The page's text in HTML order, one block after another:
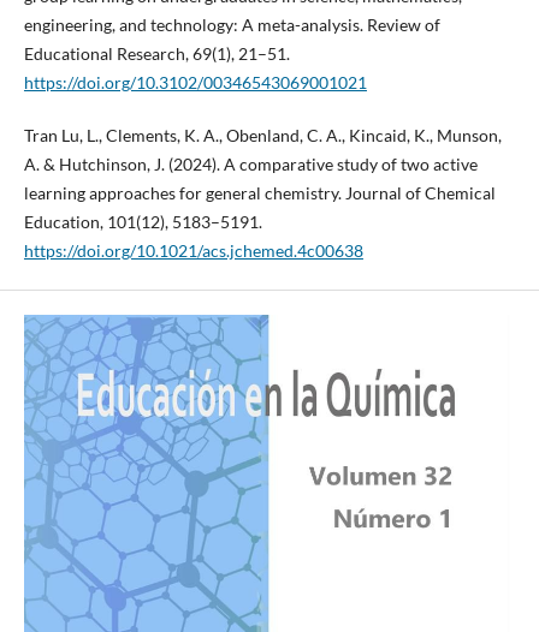
engineering, and technology: A meta-analysis. Review of
Educational Research, 69(1), 21–51.
https://doi.org/10.3102/00346543069001021
Tran Lu, L., Clements, K. A., Obenland, C. A., Kincaid, K., Munson,
A. & Hutchinson, J. (2024). A comparative study of two active
learning approaches for general chemistry. Journal of Chemical
Education, 101(12), 5183–5191.
https://doi.org/10.1021/acs.jchemed.4c00638